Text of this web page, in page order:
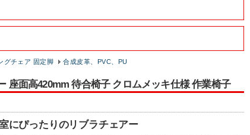
グチェア 固定脚 合成皮革、PVC、PU
座面高420mm 待合椅子 クロムメッキ仕様 作業椅子
にぴったりのリブラチェアー